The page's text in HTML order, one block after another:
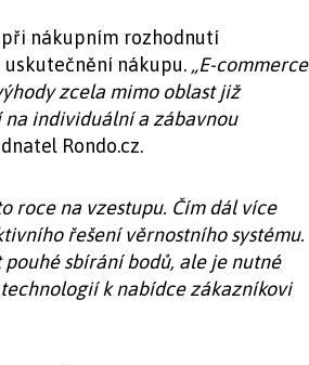
nákupním rozhodnutí
nákupu. „E-commerce
zcela mimo oblast již
individuální a zábavnou
Rondo.cz.
roce na vzestupu. Čím dál více
řešení věrnostního systému.
sbírání bodů, ale je nutné
k nabídce zákazníkovi